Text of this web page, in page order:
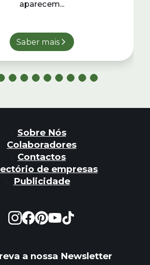
aparecem...
Saber mais
Sobre Nós
Colaboradores
Contactos
de empresas
Publicidade
a nossa Newsletter